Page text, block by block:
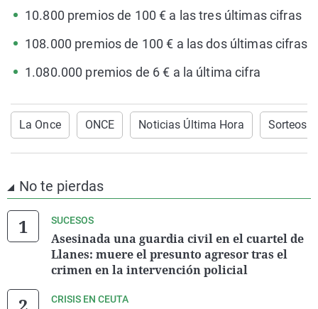
10.800 premios de 100 € a las tres últimas cifras
108.000 premios de 100 € a las dos últimas cifras
1.080.000 premios de 6 € a la última cifra
La Once ONCE Noticias Última Hora Sorteos
No te pierdas
SUCESOS
Asesinada una guardia civil en el cuartel de
Llanes: muere el presunto agresor tras el
crimen en la intervención policial
CRISIS EN CEUTA